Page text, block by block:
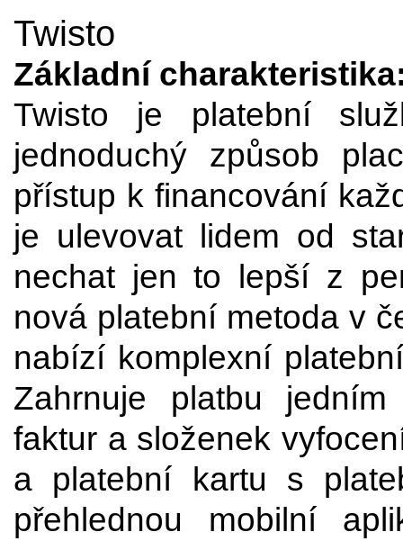
Twisto
Základní
Twisto je platební
jednoduchý způsob
přístup k financování
je ulevovat lidem od
nechat jen to lepší z
nová platební metoda v
nabízí komplexní
Zahrnuje platbu
faktur a složenek
a platební kartu s
přehlednou mobilní